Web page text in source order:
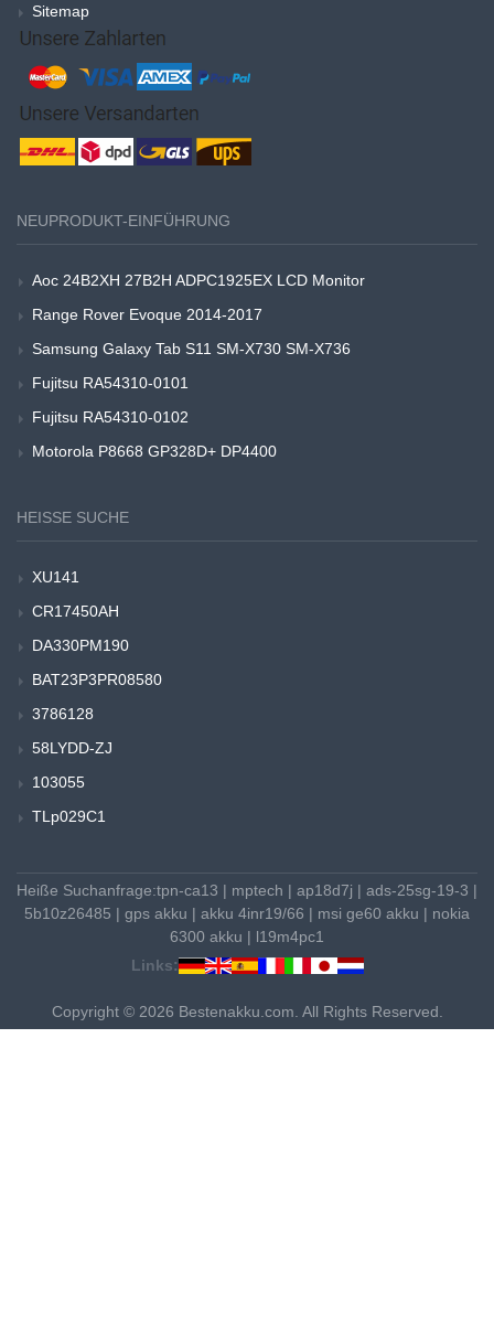
Sitemap
NEUPRODUKT-EINFÜHRUNG
Aoc 24B2XH 27B2H ADPC1925EX LCD Monitor
Range Rover Evoque 2014-2017
Samsung Galaxy Tab S11 SM-X730 SM-X736
Fujitsu RA54310-0101
Fujitsu RA54310-0102
Motorola P8668 GP328D+ DP4400
HEISSE SUCHE
XU141
CR17450AH
DA330PM190
BAT23P3PR08580
3786128
58LYDD-ZJ
103055
TLp029C1
Heiße Suchanfrage:tpn-ca13 | mptech | ap18d7j | ads-25sg-19-3 |
5b10z26485 | gps akku | akku 4inr19/66 | msi ge60 akku | nokia
6300 akku | l19m4pc1
Links:
Copyright © 2026 Bestenakku.com. All Rights Reserved.